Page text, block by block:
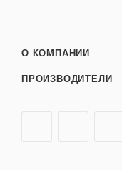
О КОМПАНИИ
ПРОИЗВОДИТЕЛИ